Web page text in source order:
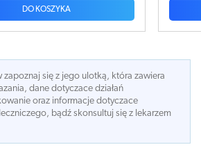
zapoznaj się z jego ulotką, która zawiera
dane dotyczace działań
oraz informacje dotyczace
bądź skonsultuj się z lekarzem